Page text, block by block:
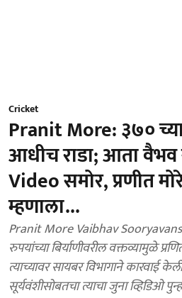
Cricket
Pranit More: ३७०
आधीच राडा; आता वैभव
Video समोर, प्रणीत
म्हणाला...
Pranit More Vaibhav
रुपयांच्या बिर्याणीवरील वक्तव्यामुळे
त्याच्यावर सायबर विभागाने कारवाई
सूर्यवंशीसोबतचा त्याचा जुना व्हिडिओ